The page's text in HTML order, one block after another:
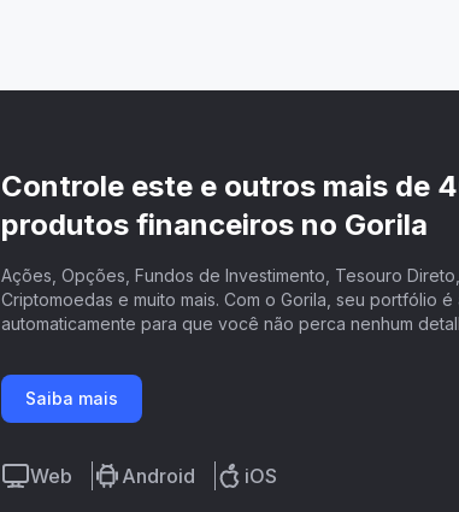
Controle este e outros mais de
produtos financeiros no Gorila
Ações, Opções, Fundos de Investimento, Tesouro Direto,
Criptomoedas e muito mais. Com o Gorila, seu portfólio é
automaticamente para que você não perca nenhum
Saiba mais
Web Android iOS